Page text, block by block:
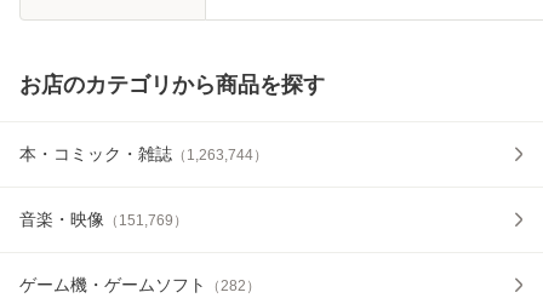
お店のカテゴリから商品を探す
本・コミック・雑誌 （ 1,263,744）
音楽・映像 （ 151,769 ）
ゲーム機・ゲームソフト （282 ）